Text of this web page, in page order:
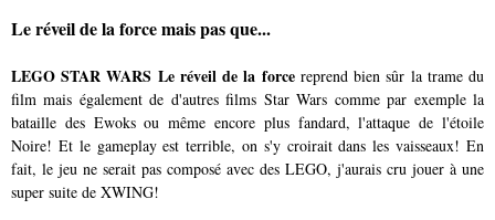
Le réveil de la force mais pas que...
LEGO STAR WARS Le réveilde la forcereprend bien sûr la trame du
film mais également de d'autres films Star Wars comme par exemple la
bataille des Ewoks ou même encore plus fandard, l'attaque de l'étoile
Noire! Et le gameplay est terrible, on s'y croirait dans les vaisseaux! En
fait, le jeu ne serait pas composé avec des LEGO, j'aurais cru jouer à une
super suite de XWING!